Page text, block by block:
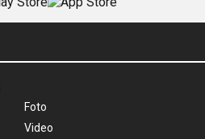
Foto
Video